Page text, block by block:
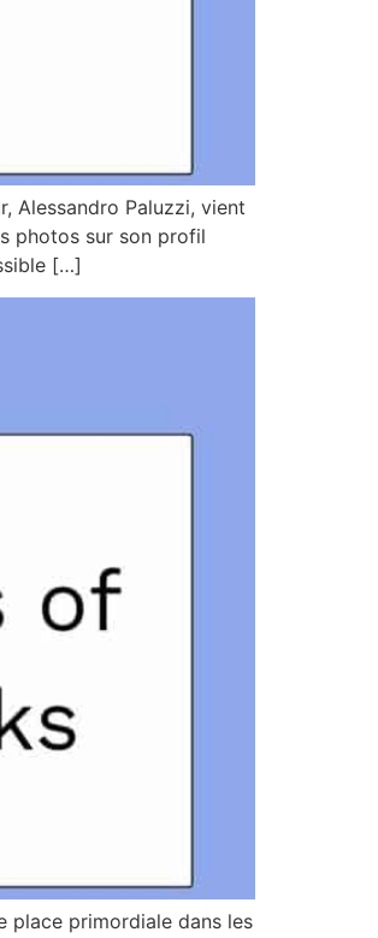
Alessandro Paluzzi, vient
photos sur son profil
[…]
place primordiale dans les